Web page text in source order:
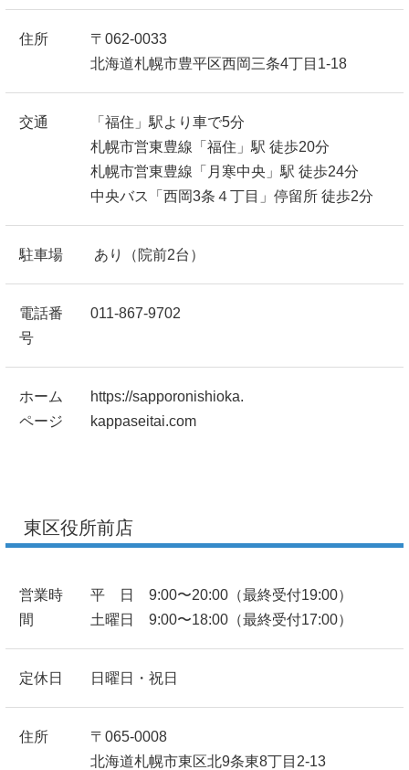
住所
〒062-0033
北海道札幌市豊平区西岡三条4丁目1-18
交通
「福住」駅より車で5分
札幌市営東豊線「福住」駅 徒歩20分
札幌市営東豊線「月寒中央」駅 徒歩24分
中央バス「西岡3条４丁目」停留所 徒歩2分
駐車場 あり（院前2台）
電話番
号
011-867-9702
ホーム
ページ
https://sapporonishioka.
kappaseitai.com
東区役所前店
営業時
間
平 日 9:00〜20:00（最終受付19:00）
土曜日 9:00〜18:00（最終受付17:00）
定休日 日曜日・祝日
住所
〒065-0008
北海道札幌市東区北9条東8丁目2-13